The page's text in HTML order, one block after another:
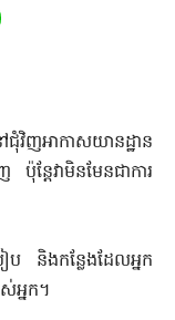
វិញអាកាសយានដ្ឋាន
តែវាមិនមែនជាការ
ប និងកន្លែងដែលអ្នក
អ្នក។